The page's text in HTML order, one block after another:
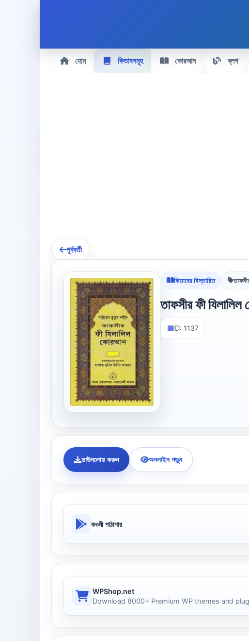
হোম কিতাবসমূহ কোরআন ব্লগ
পূর্ববর্তী
কিতাবের বিস্তারিত
তাফসীর ফী
ID: 1137
ডাউনলোড করুন অনলাইন পড়ুন
কওমী পাঠাগার
WPShop.net
Download 8000+ Premium WP themes and